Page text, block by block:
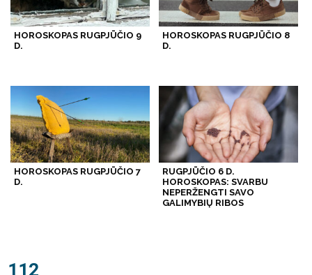
HOROSKOPAS RUGPJŪČIO 9
D.
HOROSKOPAS RUGPJŪČIO 8
D.
HOROSKOPAS RUGPJŪČIO 7
D.
RUGPJŪČIO 6 D.
HOROSKOPAS: SVARBU
NEPERŽENGTI SAVO
GALIMYBIŲ RIBOS
112